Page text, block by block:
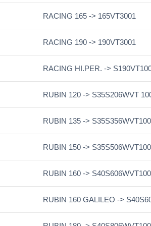
RACING 165 -> 165VT3001
RACING 190 -> 190VT3001
RACING HI.PER. ->
RUBIN 120 -> S35S206WVT
RUBIN 135 ->
RUBIN 150 ->
RUBIN 160 ->
RUBIN 160 GALILEO ->